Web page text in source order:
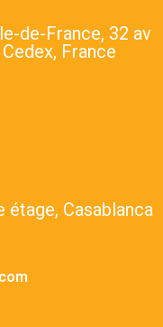
de-France, 32 av
France
étage, Casablanca